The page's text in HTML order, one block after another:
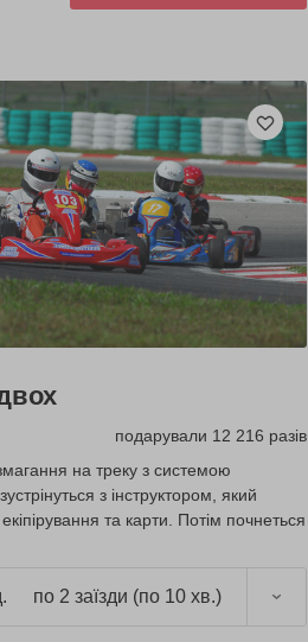
подарували 12 216 разів
на треку з системою
з інструктором, який
та карти. Потім почнеться
по 2 заїзди (по 10 хв.)